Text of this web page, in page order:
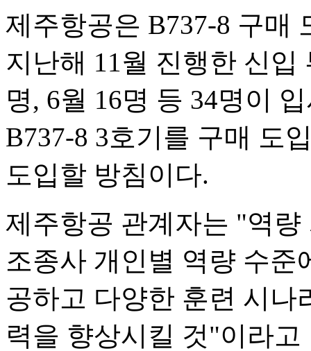
제주항공은 B737-8 구매
지난해 11월 진행한 신입
명, 6월 16명 등 34명이
B737-8 3호기를 구매 도
도입할 방침이다.
제주항공 관계자는 "역
조종사 개인별 역량 수준
공하고 다양한 훈련 시나
력을 향상시킬 것"이라고